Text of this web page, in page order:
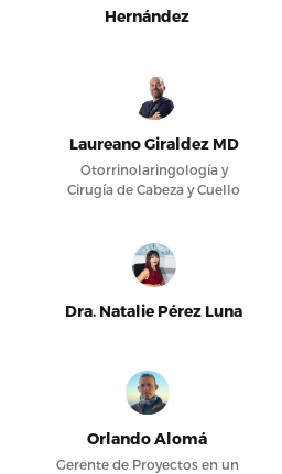
Hernández
Laureano Giraldez MD
Otorrinolaringología y
Cirugía de Cabeza y Cuello
Dra. Natalie Pérez Luna
Orlando Alomá
Gerente de Proyectos en un